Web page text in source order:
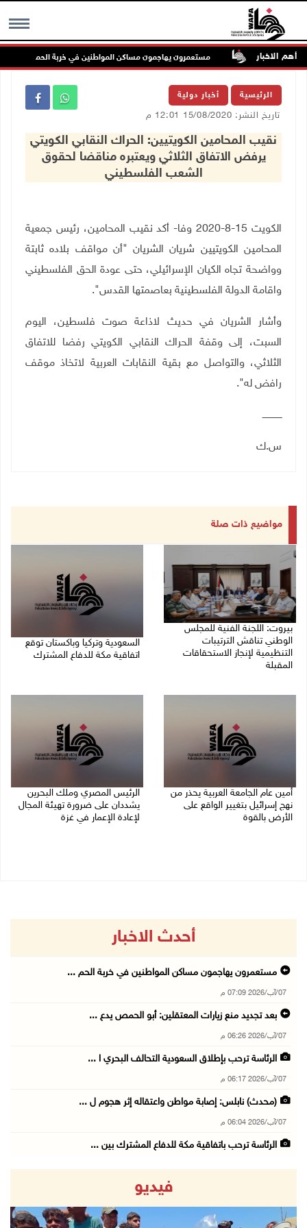
MENU أهم الاخبار
الملاحة مستعمرون يهاجمون مساكن المواطنين في خربة الحمة بالأغوار
الرئيسية أخبار دولية
تاريخ النشر: 15/08/2020 12:01 م
نقيب المحامين الكويتيين: الحراك النقابي الكويتي
يرفض الاتفاق الثلاثي ويعتبره مناقضا لحقوق
الشعب الفلسطيني
الكويت 15-8-2020 وفا- أكد نقيب المحامين، رئيس جمعية
المحامين الكويتيين شريان الشريان "أن مواقف بلاده ثابتة
وواضحة تجاه الكيان الإسرائيلي، حتى عودة الحق الفلسطيني
واقامة الدولة الفلسطينية بعاصمتها القدس".
وأشار الشريان في حديث لاذاعة صوت فلسطين، اليوم
السبت، إلى وقفة الحراك النقابي الكويتي رفضا للاتفاق
الثلاثي، والتواصل مع بقية النقابات العربية لاتخاذ موقف
رافض له".
ــــــــــــــ
س.ك
مواضيع ذات صلة
بيروت: اللجنة الفنية للمجلس
الوطني تناقش الترتيبات
التنظيمية لإنجاز الاستحقاقات
المقبلة
السعودية وتركيا وباكستان توقع
اتفاقية مكة للدفاع المشترك
أمين عام الجامعة العربية يحذر من
نهج إسرائيل بتغيير الواقع على
الأرض بالقوة
الرئيس المصري وملك البحرين
يشددان على ضرورة تهيئة المجال
لإعادة الإعمار في غزة
أحدث الاخبار
مستعمرون يهاجمون مساكن المواطنين في خربة الحم ...
07/آب/2026 07:09 م
بعد تجديد منع زيارات المعتقلين: أبو الحمص يدع ...
07/آب/2026 06:26 م
الرئاسة ترحب بإطلاق السعودية التحالف البحري ا ...
07/آب/2026 06:17 م
(محدث) نابلس: إصابة مواطن واعتقاله إثر هجوم ل ...
07/آب/2026 06:04 م
الرئاسة ترحب باتفاقية مكة للدفاع المشترك بين ...
07/آب/2026 04:57 م
فيديو